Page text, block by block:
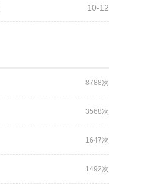
10-12
8788次
3568次
1647次
1492次